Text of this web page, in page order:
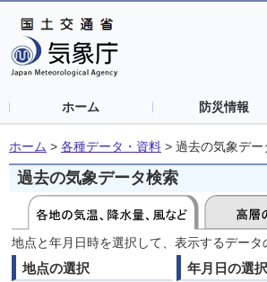
ホーム 防災情報
ホーム > 各種データ・資料 > 過去の気象デー
過去の気象データ検索
地点と年月日時を選択して、表示するデー
地点の選択 年月日の選択